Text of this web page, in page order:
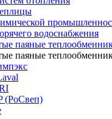
водоснабжения
паяные
паяные
(РоСвеп)